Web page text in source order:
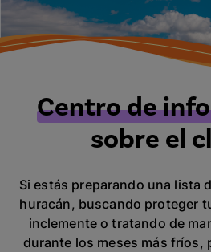
Centro de
sobre el
Si estás preparando una lista
huracán, buscando proteger
inclemente o tratando de
durante los meses más fríos,